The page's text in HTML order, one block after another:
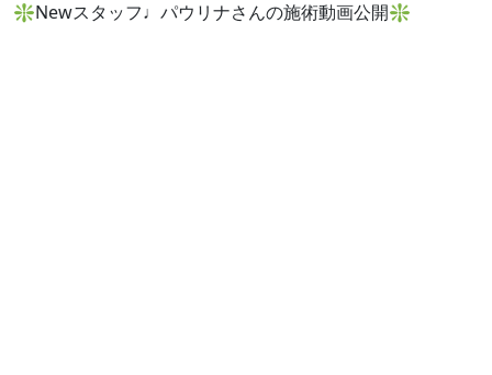
❇︎Newスタッフ♩パウリナさんの施術動画公開❇︎